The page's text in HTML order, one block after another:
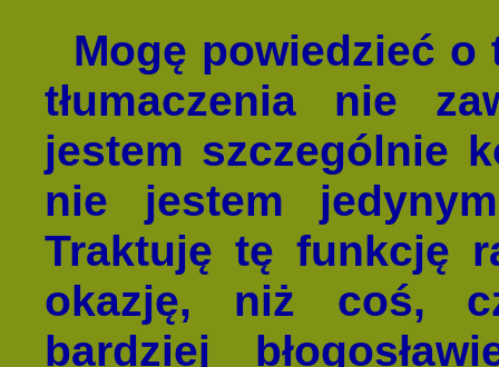
Mogę powiedzieć
tłumaczenia nie
jestem szczególnie
nie jestem
Traktuję tę funkcję
okazję, niż coś,
bardziej